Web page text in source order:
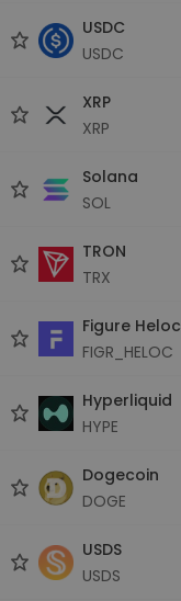
USDC
USDC
XRP
XRP
Solana
SOL
TRON
TRX
Figure Heloc
FIGR_HELOC
Hyperliquid
HYPE
Dogecoin
DOGE
USDS
USDS